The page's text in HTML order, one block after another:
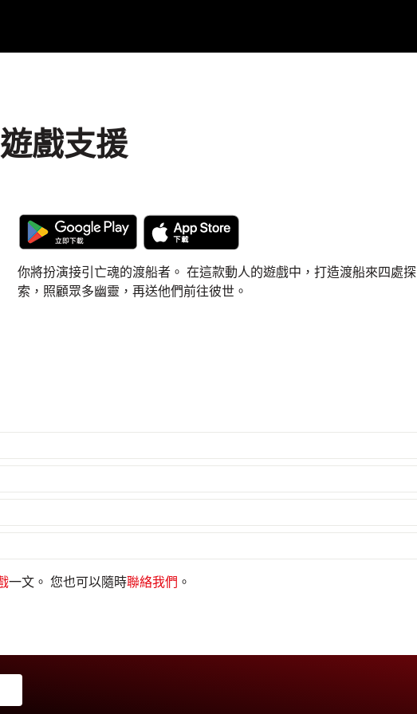
戲支援
你將扮演接引亡魂的渡船者。 在這款動人的遊戲中，打造渡船來四處探
索，照顧眾多幽靈，再送他們前往彼世。
一文。 您也可以隨時聯絡我們 。